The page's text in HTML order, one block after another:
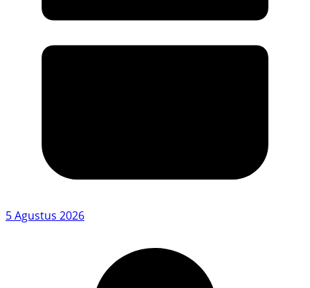
5 Agustus 2026